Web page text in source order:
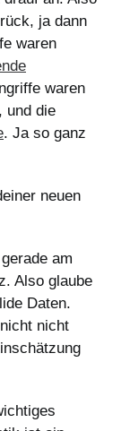
ja dann
waren
waren
und die
. Ja so ganz
neuen
am
Also glaube
Daten.
nicht